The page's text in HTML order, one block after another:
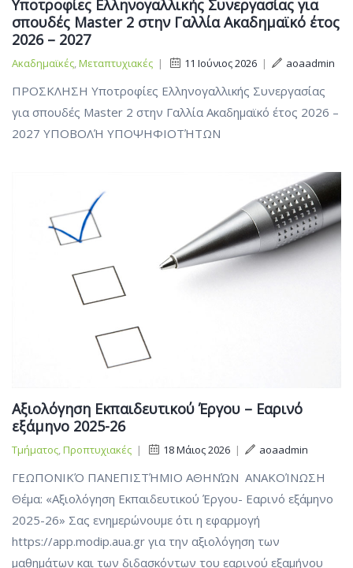
Υποτροφίες Ελληνογαλλικής Συνεργασίας για
σπουδές Master 2 στην Γαλλία Ακαδημαϊκό έτος
2026 – 2027
Ακαδημαϊκές,Μεταπτυχιακές | 11 Ιούνιος 2026 | aoaadmin
ΠΡΟΣΚΛΗΣΗ Υποτροφίες Ελληνογαλλικής Συνεργασίας
για σπουδές Master 2 στην Γαλλία Ακαδημαϊκό έτος 2026 –
2027 ΥΠΟΒΟΛΉ ΥΠΟΨΗΦΙΟΤΉΤΩΝ
Αξιολόγηση Εκπαιδευτικού Έργου – Εαρινό
εξάμηνο 2025-26
Τμήματος Προπτυχιακές | 18 Μάιος 2026 | aoaadmin
ΓΕΩΠΟΝΙΚΌ ΠΑΝΕΠΙΣΤΉΜΙΟ ΑΘΗΝΏΝ ΑΝΑΚΟΊΝΩΣΗ
Θέμα: «Αξιολόγηση Εκπαιδευτικού Έργου- Εαρινό εξάμηνο
2025-26» Σας ενημερώνουμε ότι η εφαρμογή
https://app.modip.aua.gr για την αξιολόγηση των
μαθημάτων και των διδασκόντων του εαρινού εξαμήνου